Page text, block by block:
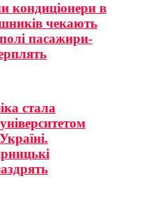
кондиціонери в
чекають
пасажири-
стала